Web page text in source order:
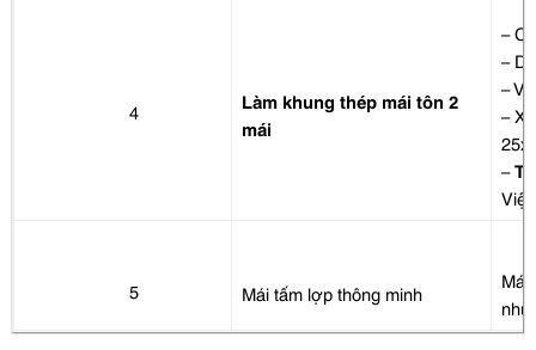
4
Làm khung thép mái tôn 2
mái
–
–
–
–
–
5 Mái tấm lợp thông minh
Mái